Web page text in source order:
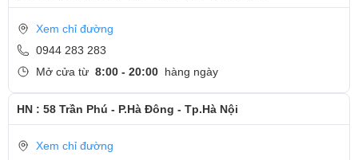
Xem chỉ đường
0944 283 283
Mở cửa từ 8:00 - 20:00 hàng ngày
HN : 58 Trần Phú - P.Hà Đông - Tp.Hà Nội
Xem chỉ đường